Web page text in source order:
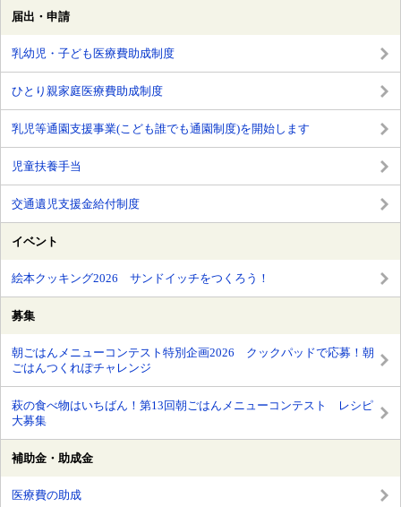
届出・申請
乳幼児・子ども医療費助成制度
ひとり親家庭医療費助成制度
乳児等通園支援事業(こども誰でも通園制度)を開始します
児童扶養手当
交通遺児支援金給付制度
イベント
絵本クッキング2026 サンドイッチをつくろう！
募集
朝ごはんメニューコンテスト特別企画2026 クックパッドで応募！朝
ごはんつくれぽチャレンジ
萩の食べ物はいちばん！第13回朝ごはんメニューコンテスト レシピ
大募集
補助金・助成金
医療費の助成